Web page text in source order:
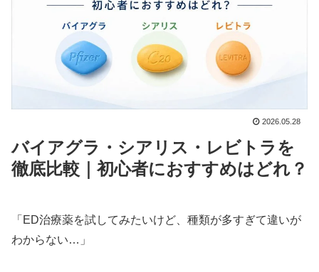
2026.05.28
バイアグラ・シアリス・レビトラを
徹底比較｜初心者におすすめはどれ？
「ED治療薬を試してみたいけど、種類が多すぎて違いが
わからない…」